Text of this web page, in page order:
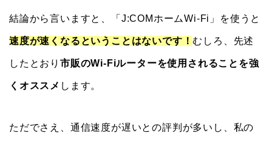
結論から言いますと、「J:COMホームWi-Fi」を使うと
速度が速くなるということはないです！むしろ、先述
したとおり 市販のWi-Fiルーターを使用されることを強
くオススメ します。
ただでさえ、通信速度が遅いとの評判が多いし、私の